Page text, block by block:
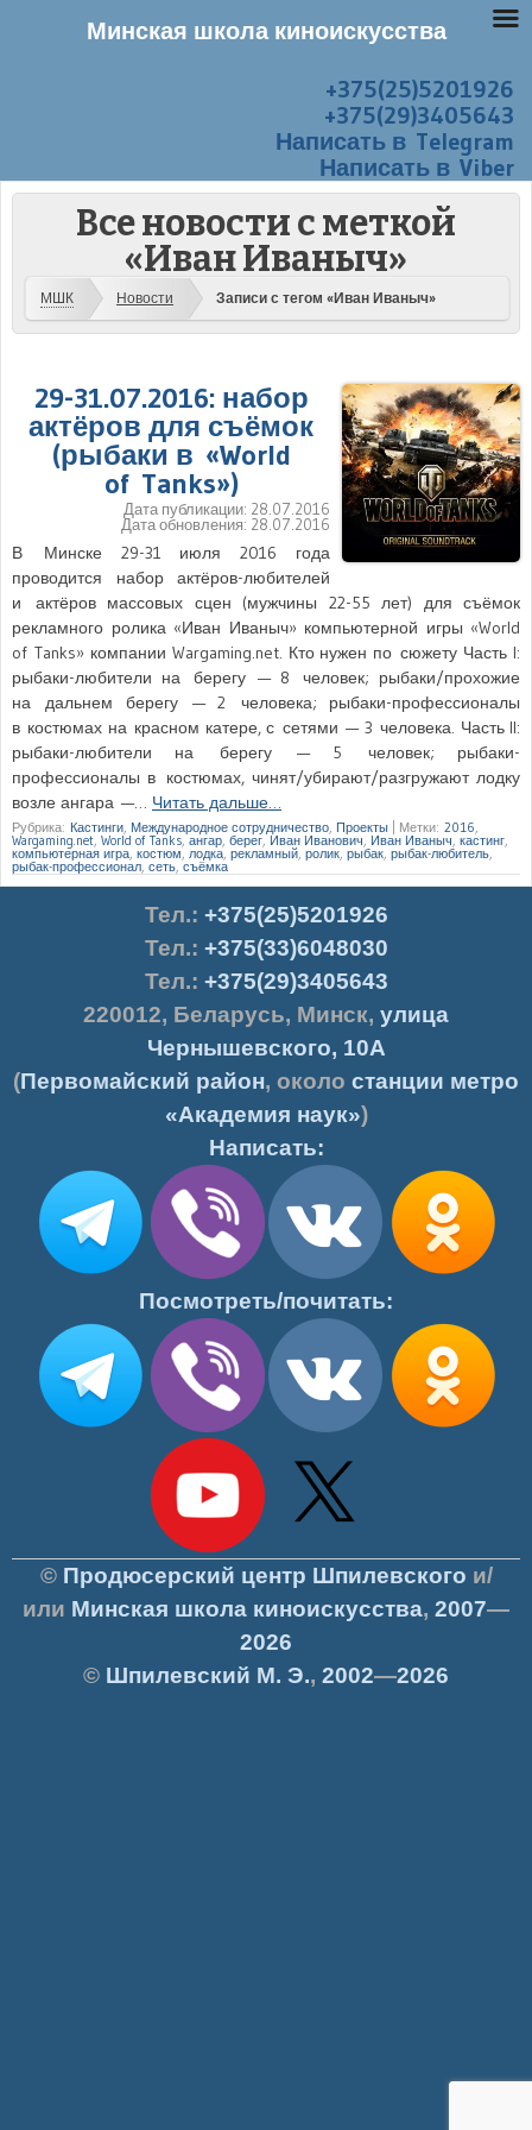
+375(25)5201926
+375(29)3405643
Написать в Telegram
Написать в Viber
Все новости с меткой
«Иван Иваныч»
МШК Новости Записи с тегом «Иван Иваныч»
29-31.07.2016: набор
актёров для съёмок
(рыбаки в «World
of Tanks»)
Дата публикации: 28.07.2016
Дата обновления: 28.07.2016
В Минске 29-31 июля 2016 года
проводится набор актёров-любителей
и актёров массовых сцен (мужчины 22-55 лет) для съёмок
рекламного ролика «Иван Иваныч» компьютерной игры «World
of Tanks» компании Wargaming.net. Кто нужен по сюжету Часть I:
рыбаки-любители на берегу — 8 человек; рыбаки/прохожие
на дальнем берегу — 2 человека; рыбаки-профессионалы
в костюмах на красном катере, с сетями — 3 человека. Часть II:
рыбаки-любители на берегу — 5 человек; рыбаки-
профессионалы в костюмах, чинят/убирают/разгружают лодку
возле ангара —… Читать дальше…
Рубрика: Кастинги Международное сотрудничество Проекты Метки: 2016
Wargaming.net World of Tanks ,ангар берег , Иван Иванович Иван Иваныч кастинг
компьютерная игра костюм, лодка рекламный ролик рыбак рыбак-любитель
рыбак-профессионал сеть ,съёмка
Тел.: +375(25)5201926
Тел.: +375(33)6048030
Тел.: +375(29)3405643
220012, Беларусь, Минск, улица
Чернышевского, 10А
(Первомайский район, около станции метро
«Академия наук»)
Написать:
Посмотреть/почитать:
© Продюсерский центр Шпилевского и/
или Минская школа киноискусства, 2007—
2026
© Шпилевский М. Э., 2002—2026
Минская школа киноискусства